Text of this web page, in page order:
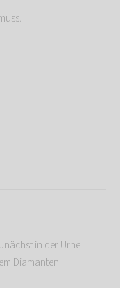
in der Urne
Diamanten